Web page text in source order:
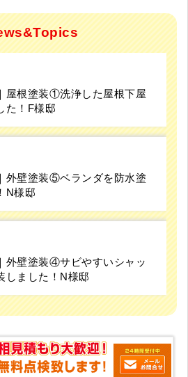
屋根塗装①洗浄した屋根下屋
た！F様邸
外壁塗装⑤ベランダを防水塗
N様邸
外壁塗装④サビやすいシャッ
しました！N様邸